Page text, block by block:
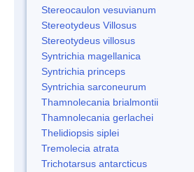
Stereocaulon vesuvianum
Stereotydeus Villosus
Stereotydeus villosus
Syntrichia magellanica
Syntrichia princeps
Syntrichia sarconeurum
Thamnolecania brialmontii
Thamnolecania gerlachei
Thelidiopsis siplei
Tremolecia atrata
Trichotarsus antarcticus